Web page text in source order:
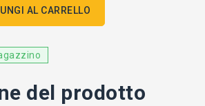
AL CARRELLO
del prodotto